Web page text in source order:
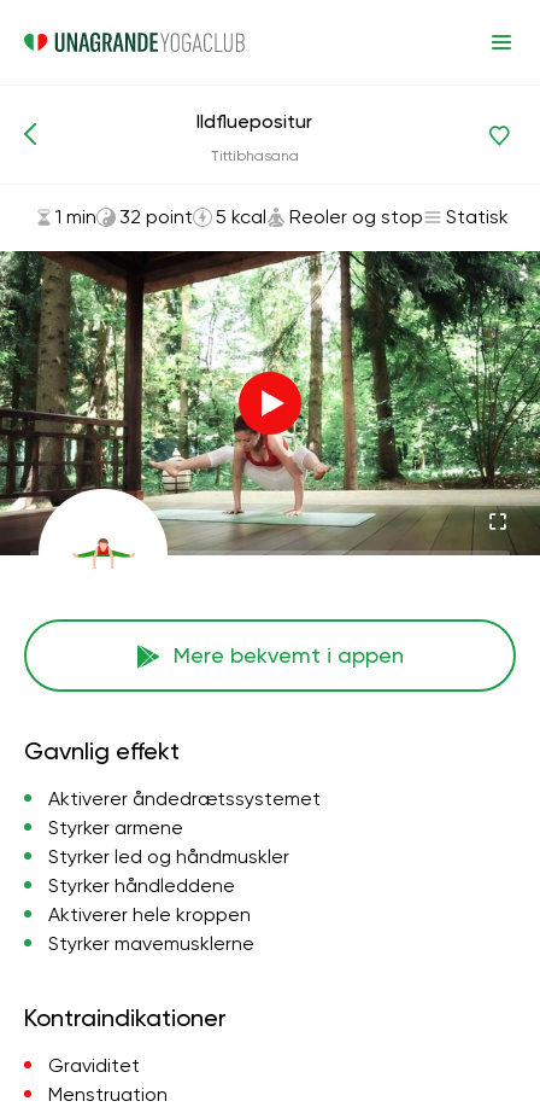
Reoler og stop
Ildfluepositur
Tittibhasana
1 min 32 point 5 kcal Reoler og stop Statisk
Mere bekvemt i appen
Gavnlig effekt
Aktiverer åndedrætssystemet
Styrker armene
Styrker led og håndmuskler
Styrker håndleddene
Aktiverer hele kroppen
Styrker mavemusklerne
Kontraindikationer
Graviditet
Menstruation